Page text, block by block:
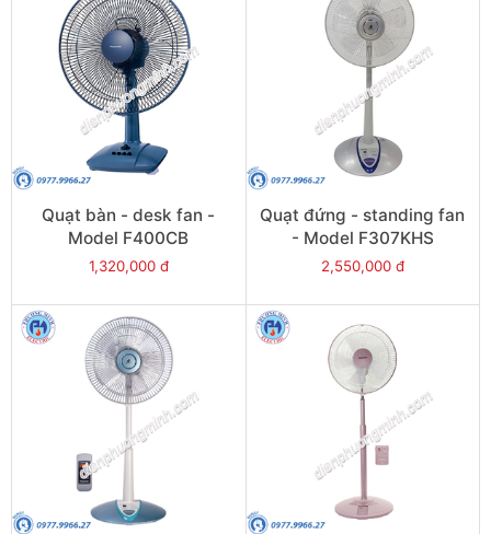
Quạt bàn - desk fan -
Model F400CB
1,320,000 đ
Quạt đứng - standing fan
- Model F307KHS
2,550,000 đ